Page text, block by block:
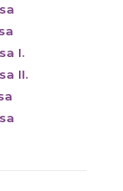
I.
II.